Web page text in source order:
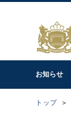
お知らせ
トップ